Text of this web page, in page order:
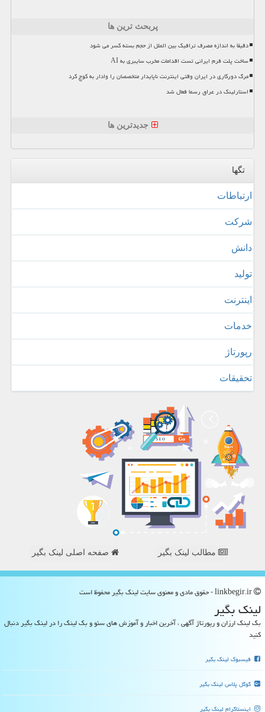
پربحث ترین ها
دقیقا به اندازه مصرف ترافیک بین الملل از حجم بسته کسر می شود
ساخت پلت فرم ایرانی تست اقدامات مخرب سایبری به AI
مرگ دورکاری در ایران وقتی اینترنت ناپایدار متخصصان را وادار به کوچ کرد
استارلینک در عراق رسما فعال شد
جدیدترین ها
تگها
ارتباطات
شركت
دانش
تولید
اینترنت
خدمات
رپورتاژ
تحقیقات
مطالب لینک بگیر صفحه اصلی لینک بگیر
لینك بگیر
بک لینک ارزان و رپورتاژ آگهی ، آخرین اخبار و آموزش های سئو و بک لینک را در لینک بگیر دنبال
کنید
فیسبوک لینک بگیر
گوگل پلاس لینک بگیر
اینستاگرام لینک بگیر